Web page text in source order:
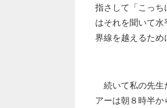
指さして「こっ
はそれを聞いて
界線を越えるため
続いて私の先生
アーは朝８時半